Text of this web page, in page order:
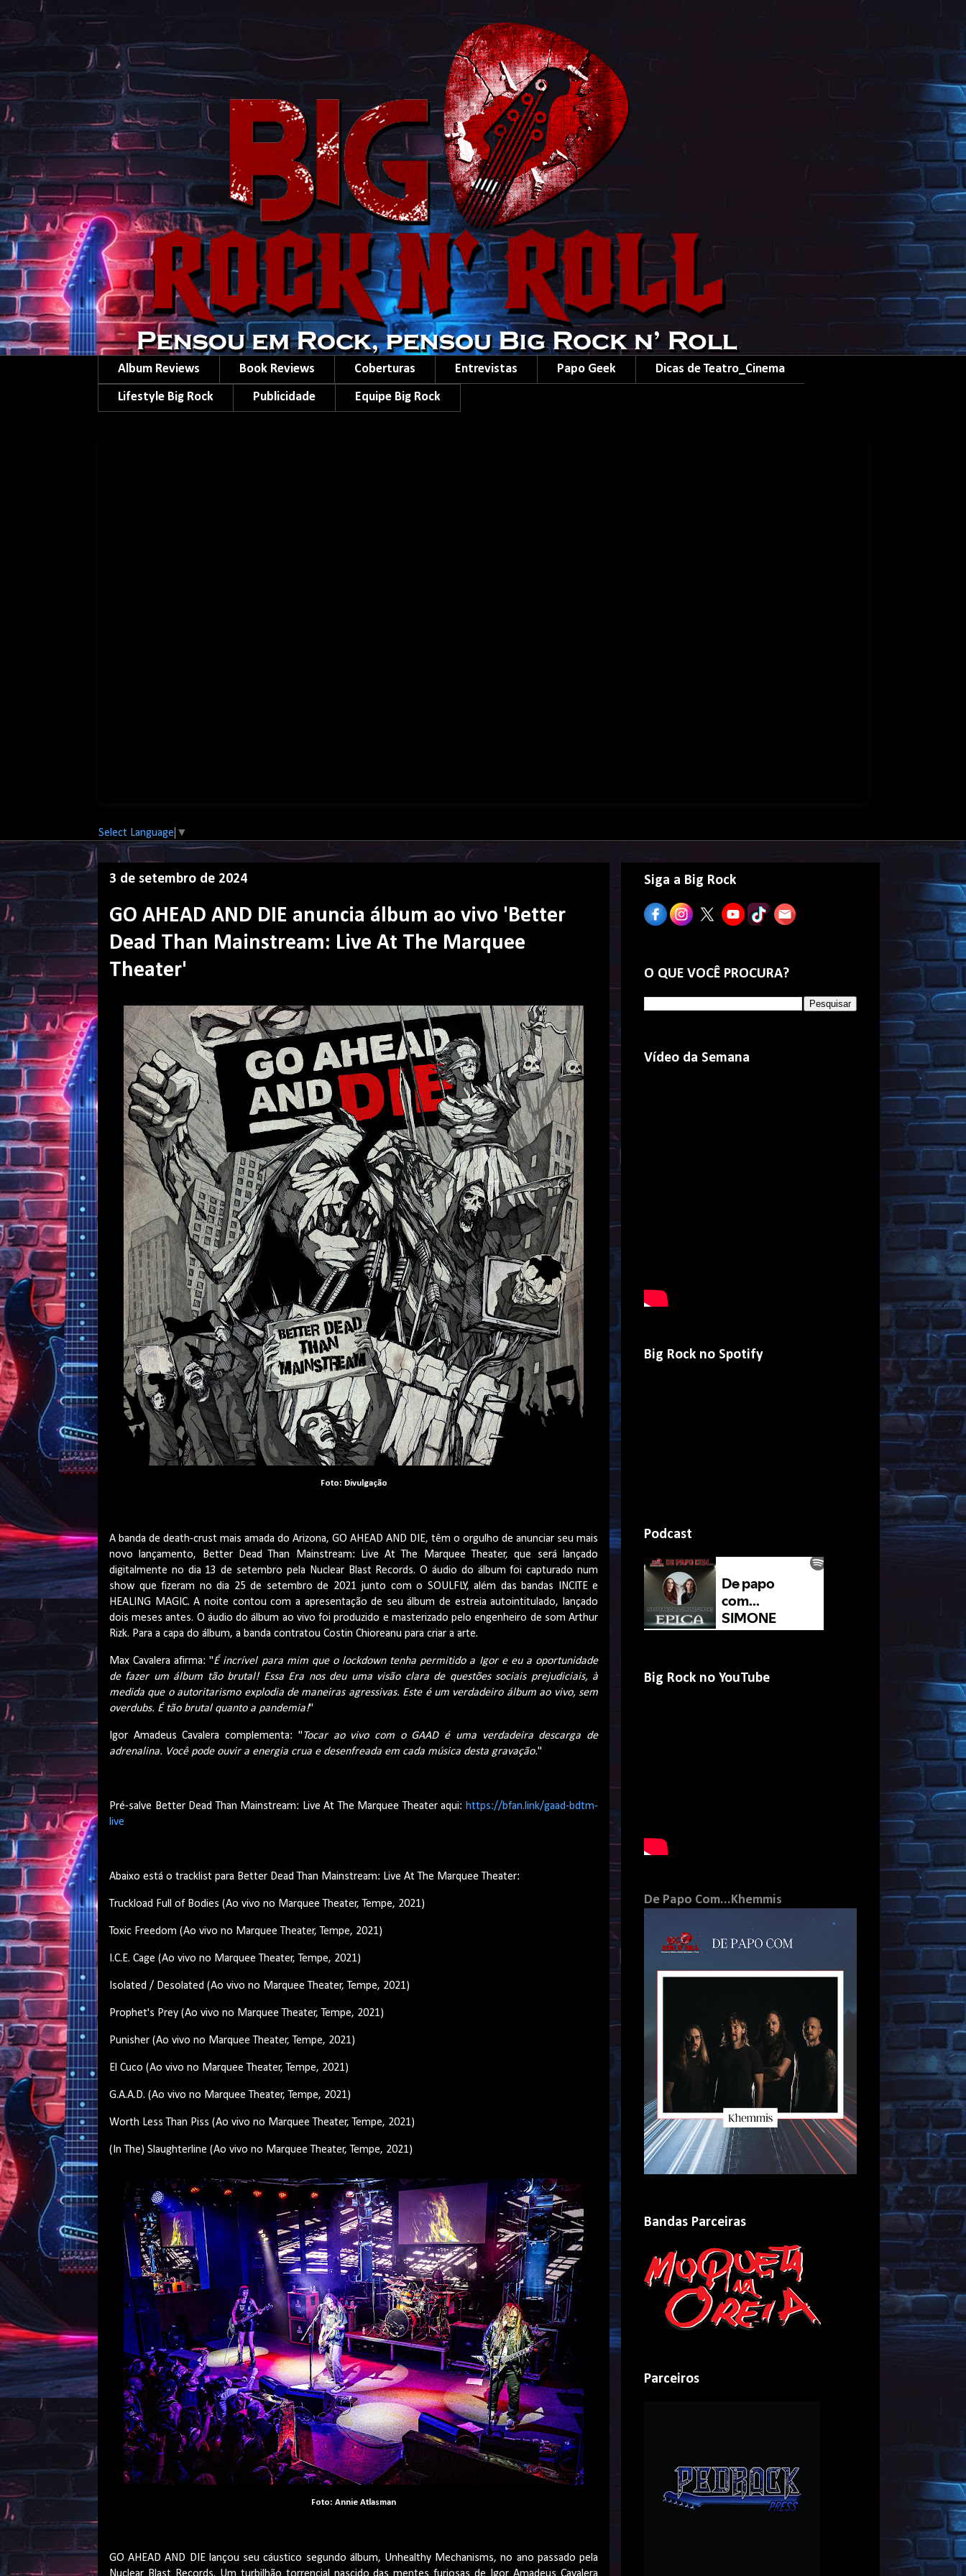
Album Reviews Book Reviews Coberturas Entrevistas Papo Geek Dicas de Teatro_Cinema
Lifestyle Big Rock Publicidade Equipe Big Rock
Select Language ▼
3 de setembro de 2024
GO AHEAD AND DIE anuncia álbum ao vivo 'Better
Dead Than Mainstream: Live At The Marquee
Theater'
Foto: Divulgação
A banda de death-crust mais amada do Arizona, GO AHEAD AND DIE, têm o orgulho de anunciar seu mais
novo lançamento, Better Dead Than Mainstream: Live At The Marquee Theater, que será lançado
digitalmente no dia 13 de setembro pela Nuclear Blast Records. O áudio do álbum foi capturado num
show que fizeram no dia 25 de setembro de 2021 junto com o SOULFLY, além das bandas INCITE e
HEALING MAGIC. A noite contou com a apresentação de seu álbum de estreia autointitulado, lançado
dois meses antes. O áudio do álbum ao vivo foi produzido e masterizado pelo engenheiro de som Arthur
Rizk. Para a capa do álbum, a banda contratou Costin Chioreanu para criar a arte.
Max Cavalera afirma: "É incrível para mim que o lockdown tenha permitido a Igor e eu a oportunidade
de fazer um álbum tão brutal! Essa Era nos deu uma visão clara de questões sociais prejudiciais, à
medida que o autoritarismo explodia de maneiras agressivas. Este é um verdadeiro álbum ao vivo, sem
overdubs. É tão brutal quanto a pandemia!"
Igor Amadeus Cavalera complementa: "Tocar ao vivo com o GAAD é uma verdadeira descarga de
adrenalina. Você pode ouvir a energia crua e desenfreada em cada música desta gravação."
Pré-salve Better Dead Than Mainstream: Live At The Marquee Theater aqui: https://bfan.link/gaad-bdtm-
live
Abaixo está o tracklist para Better Dead Than Mainstream: Live At The Marquee Theater:
Truckload Full of Bodies (Ao vivo no Marquee Theater, Tempe, 2021)
Toxic Freedom (Ao vivo no Marquee Theater, Tempe, 2021)
I.C.E. Cage (Ao vivo no Marquee Theater, Tempe, 2021)
Isolated / Desolated (Ao vivo no Marquee Theater, Tempe, 2021)
Prophet's Prey (Ao vivo no Marquee Theater, Tempe, 2021)
Punisher (Ao vivo no Marquee Theater, Tempe, 2021)
El Cuco (Ao vivo no Marquee Theater, Tempe, 2021)
G.A.A.D. (Ao vivo no Marquee Theater, Tempe, 2021)
Worth Less Than Piss (Ao vivo no Marquee Theater, Tempe, 2021)
(In The) Slaughterline (Ao vivo no Marquee Theater, Tempe, 2021)
Foto: Annie Atlasman
GO AHEAD AND DIE lançou seu cáustico segundo álbum, Unhealthy Mechanisms, no ano passado pela
Siga a Big Rock
O QUE VOCÊ PROCURA?
Vídeo da Semana
Big Rock no Spotify
Podcast
Big Rock no YouTube
De Papo Com...Khemmis
Bandas Parceiras
Parceiros